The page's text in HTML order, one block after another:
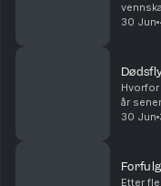
30 Jun
år
det er
30 Jun
Etter